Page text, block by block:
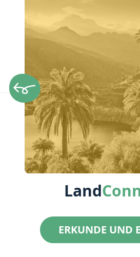
Land
ERKUNDE UND